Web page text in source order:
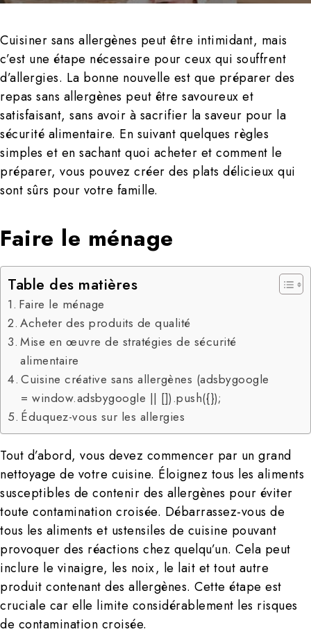
Cuisiner sans allergènes peut être intimidant, mais
c’est une étape nécessaire pour ceux qui souffrent
d’allergies. La bonne nouvelle est que préparer des
repas sans allergènes peut être savoureux et
satisfaisant, sans avoir à sacrifier la saveur pour la
sécurité alimentaire. En suivant quelques règles
simples et en sachant quoi acheter et comment le
préparer, vous pouvez créer des plats délicieux qui
sont sûrs pour votre famille.
Faire le ménage
Table des matières
Faire le ménage
Acheter des produits de qualité
Mise en œuvre de stratégies de sécurité
alimentaire
Cuisine créative sans allergènes (adsbygoogle
= window.adsbygoogle || []).push({});
Éduquez-vous sur les allergies
Tout d’abord, vous devez commencer par un grand
nettoyage de votre cuisine. Éloignez tous les aliments
susceptibles de contenir des allergènes pour éviter
toute contamination croisée. Débarrassez-vous de
tous les aliments et ustensiles de cuisine pouvant
provoquer des réactions chez quelqu’un. Cela peut
inclure le vinaigre, les noix, le lait et tout autre
produit contenant des allergènes. Cette étape est
cruciale car elle limite considérablement les risques
de contamination croisée.